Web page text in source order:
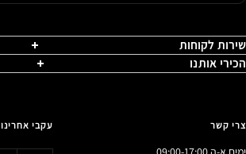
שירות לקוחות
הכירי אותנו
צרי קשר עקבי אחרינו